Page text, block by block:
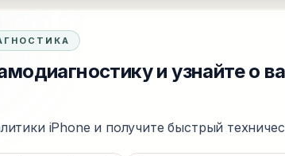
и узнайте о
iPhone и получите быстрый